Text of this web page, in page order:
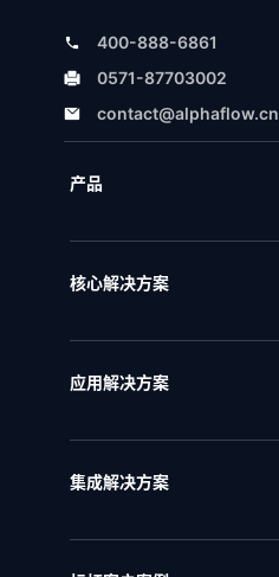
400-888-6861
0571-87703002
contact@alphaflow.cn
产品
■ BPI流程挖掘分析平台
■ BPE流程引擎
核心解决方案
■ 流程资产管理
■ 流程运行和自动化
应用解决方案
■ IPD研发项目管理
集成解决方案
■ SAP流程集成